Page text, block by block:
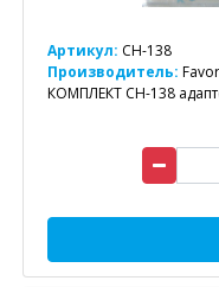
Артикул: CH-138
Производитель:
КОМПЛЕКТ CH-138